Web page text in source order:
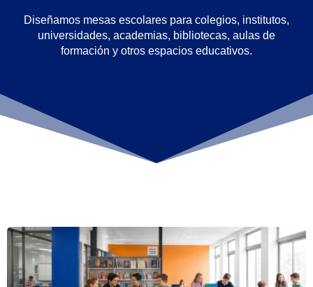
Diseñamos mesas escolares para colegios, institutos,
universidades, academias, bibliotecas, aulas de
formación y otros espacios educativos.